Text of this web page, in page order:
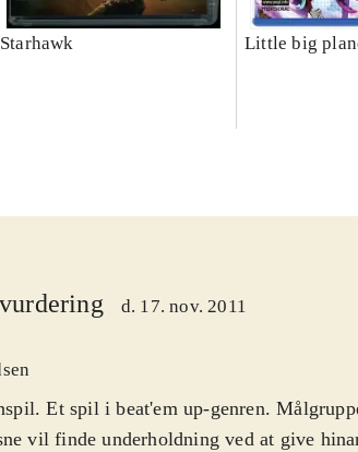
Starhawk Little big
d. 17. nov. 2011
Et spil i beat'em up-genren.
vil finde underholdning ved at give